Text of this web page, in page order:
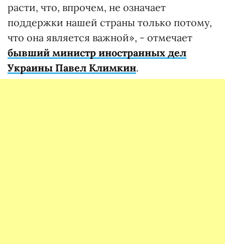
расти, что, впрочем, не означает
поддержки нашей страны только потому,
что она является важной», - отмечает
бывший министр иностранных дел
Украины Павел Климкин.